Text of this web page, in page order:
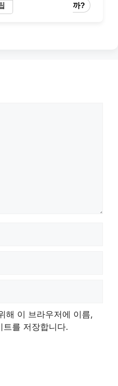
까?
해 이 브라우저에 이름,
트를 저장합니다.